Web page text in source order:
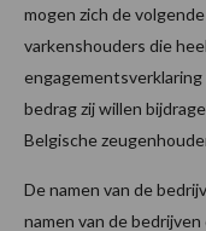
mogen zich de
varkenshouders die
bedrag zij willen
Belgische
De namen van de
namen van de